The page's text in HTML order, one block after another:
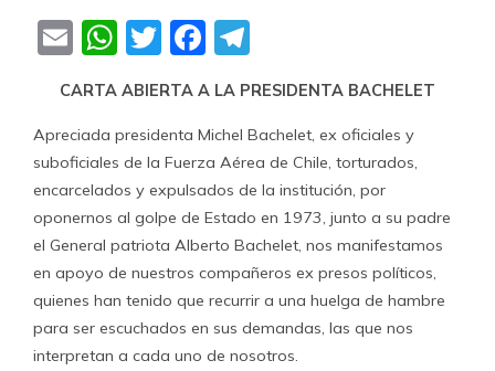
EmailWhatsApp
TwitterFacebook
CARTA ABIERTA A LA PRESIDENTA BACHELET
Apreciada presidenta Michel Bachelet, ex oficiales y
suboficiales de la Fuerza Aérea de Chile, torturados,
encarcelados y expulsados de la institución, por
oponernos al golpe de Estado en 1973, junto a su padre
el General patriota Alberto Bachelet, nos manifestamos
en apoyo de nuestros compañeros ex presos políticos,
quienes han tenido que recurrir a una huelga de hambre
para ser escuchados en sus demandas, las que nos
interpretan a cada uno de nosotros.